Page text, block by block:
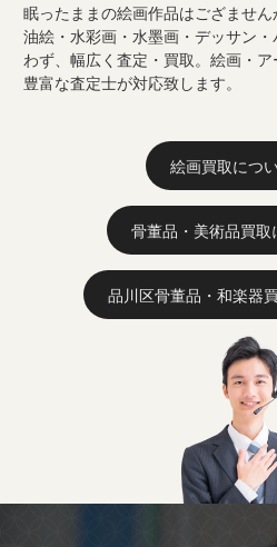
眠ったままの絵画作品はござません
油絵・水彩画・水墨画・デッサン
わず、幅広く査定・買取。絵画・
豊富な査定士が対応致します。
絵画買取につ
骨董品・美術品買取
品川区骨董品・和楽器